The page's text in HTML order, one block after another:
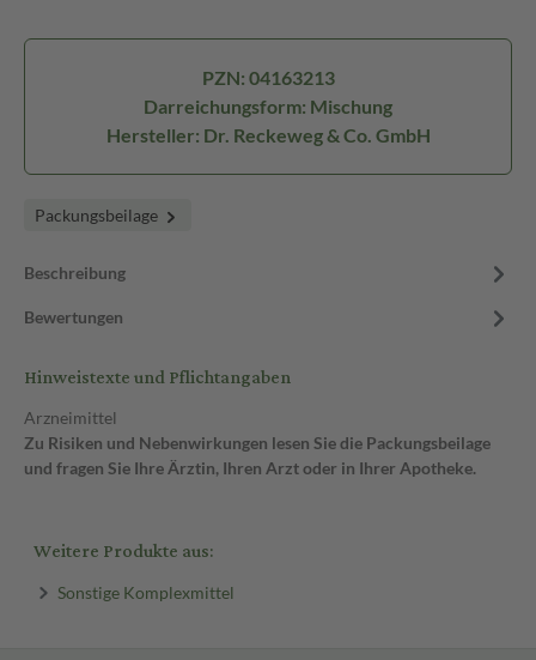
PZN: 04163213
Darreichungsform: Mischung
Hersteller: Dr. Reckeweg & Co. GmbH
Packungsbeilage
Beschreibung
Bewertungen
Hinweistexte und Pflichtangaben
Arzneimittel
Zu Risiken und Nebenwirkungen lesen Sie die Packungsbeilage
und fragen Sie Ihre Ärztin, Ihren Arzt oder in Ihrer Apotheke.
Weitere Produkte aus:
Sonstige Komplexmittel